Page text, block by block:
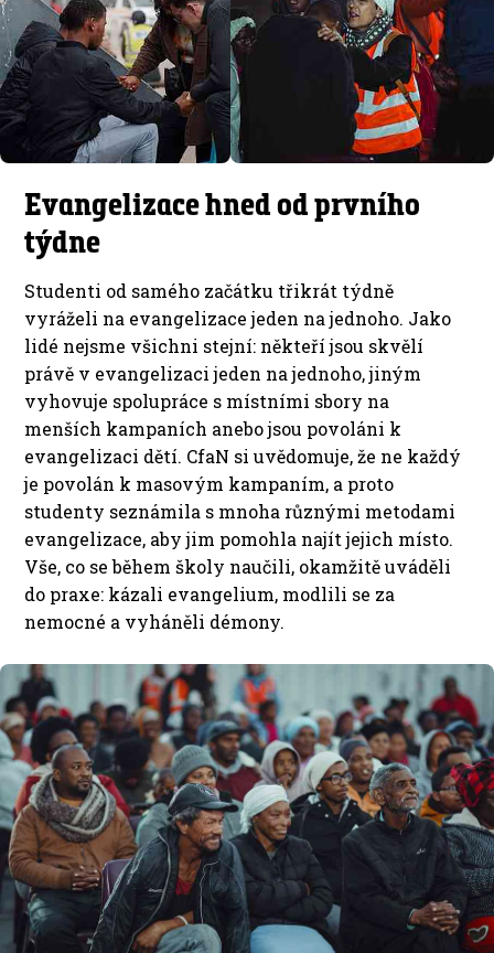
Evangelizace hned od prvního
týdne
Studenti od samého začátku třikrát týdně
vyráželi na evangelizace jeden na jednoho. Jako
lidé nejsme všichni stejní: někteří jsou skvělí
právě v evangelizaci jeden na jednoho, jiným
vyhovuje spolupráce s místními sbory na
menších kampaních anebo jsou povoláni k
evangelizaci dětí. CfaN si uvědomuje, že ne každý
je povolán k masovým kampaním, a proto
studenty seznámila s mnoha různými metodami
evangelizace, aby jim pomohla najít jejich místo.
Vše, co se během školy naučili, okamžitě uváděli
do praxe: kázali evangelium, modlili se za
nemocné a vyháněli démony.